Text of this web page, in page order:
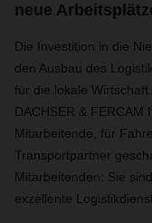
neue
Die Investition in die
den Ausbau des
für die lokale
DACHSER &
Mitarbeitende, für
Transportpartner
Mitarbeitenden: Sie
exzellente